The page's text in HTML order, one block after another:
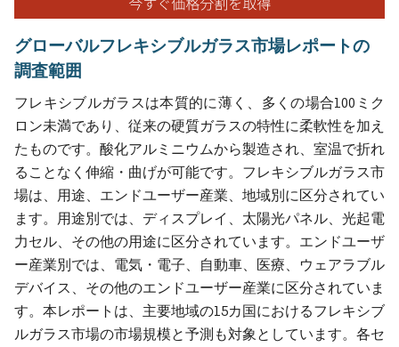
グローバルフレキシブルガラス市場レポートの
調査範囲
フレキシブルガラスは本質的に薄く、多くの場合100ミク
ロン未満であり、従来の硬質ガラスの特性に柔軟性を加え
たものです。酸化アルミニウムから製造され、室温で折れ
ることなく伸縮・曲げが可能です。フレキシブルガラス市
場は、用途、エンドユーザー産業、地域別に区分されてい
ます。用途別では、ディスプレイ、太陽光パネル、光起電
力セル、その他の用途に区分されています。エンドユーザ
ー産業別では、電気・電子、自動車、医療、ウェアラブル
デバイス、その他のエンドユーザー産業に区分されていま
す。本レポートは、主要地域の15カ国におけるフレキシブ
ルガラス市場の市場規模と予測も対象としています。各セ